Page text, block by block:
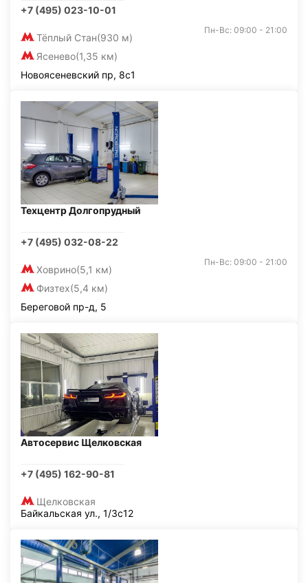
+7 (495) 023-10-01
Тёплый Стан(930 м)
Ясенево(1,35 км)
Пн-Вс: 09:00 - 21:00
Новоясеневский пр, 8с1
Техцентр Долгопрудный
+7 (495) 032-08-22
Ховрино(5,1 км)
Физтех(5,4 км)
Пн-Вс: 09:00 - 21:00
Береговой пр-д, 5
Автосервис Щелковская
+7 (495) 162-90-81
Щелковская
Байкальская ул., 1/3с12